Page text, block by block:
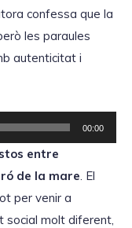
confessa que la
les paraules
autenticitat i
00:00
entre
de la mare. El
per venir a
social molt diferent,